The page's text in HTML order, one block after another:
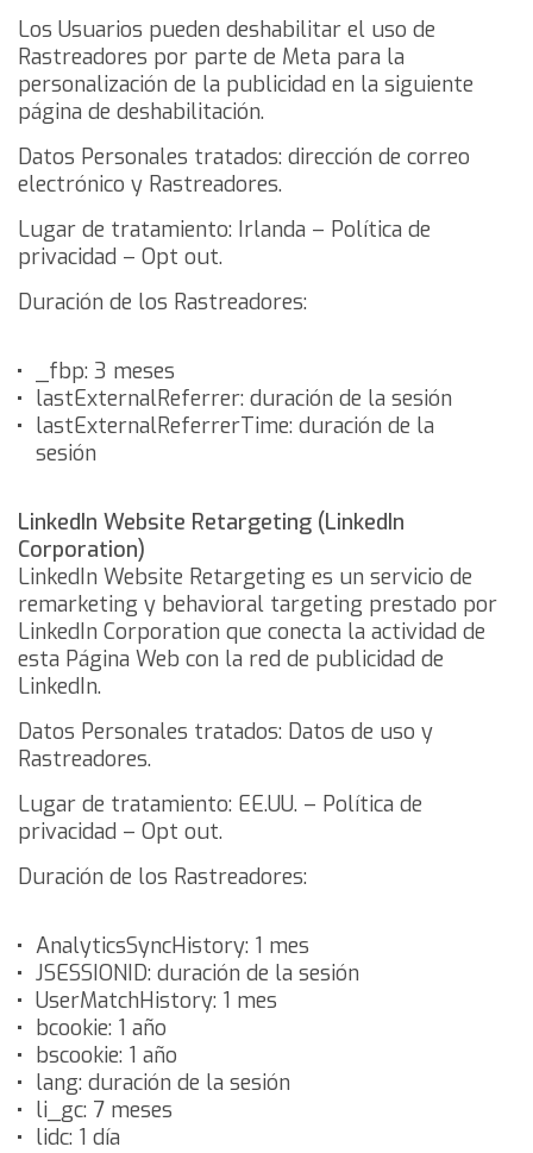
Los Usuarios pueden deshabilitar el uso de
Rastreadores por parte de Meta para la
personalización de la publicidad en la siguiente
página de deshabilitación.
Datos Personales tratados: dirección de correo
electrónico y Rastreadores.
Lugar de tratamiento: Irlanda – Política de
privacidad – Opt out.
Duración de los Rastreadores:
_fbp: 3 meses
lastExternalReferrer: duración de la sesión
lastExternalReferrerTime: duración de la
sesión
LinkedIn Website Retargeting (LinkedIn
Corporation)
LinkedIn Website Retargeting es un servicio de
remarketing y behavioral targeting prestado por
LinkedIn Corporation que conecta la actividad de
esta Página Web con la red de publicidad de
LinkedIn.
Datos Personales tratados: Datos de uso y
Rastreadores.
Lugar de tratamiento: EE.UU. – Política de
privacidad – Opt out.
Duración de los Rastreadores:
AnalyticsSyncHistory: 1 mes
JSESSIONID: duración de la sesión
UserMatchHistory: 1 mes
bcookie: 1 año
bscookie: 1 año
lang: duración de la sesión
li_gc: 7 meses
lidc: 1 día